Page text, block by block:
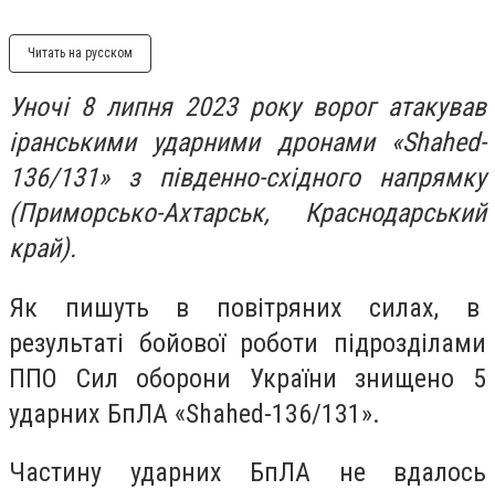
Читать на русском
Уночі 8 липня 2023 року ворог атакував
іранськими ударними дронами «Shahed-
136/131» з південно-східного напрямку
(Приморсько-Ахтарськ, Краснодарський
край).
Як пишуть в повітряних силах, в
результаті бойової роботи підрозділами
ППО Сил оборони України знищено 5
ударних БпЛА «Shahed-136/131».
Частину ударних БпЛА не вдалось